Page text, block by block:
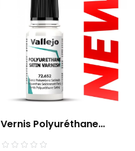
Vernis Polyuréthane
Satiné